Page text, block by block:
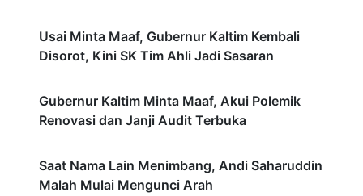
Usai Minta Maaf, Gubernur Kaltim Kembali
Disorot, Kini SK Tim Ahli Jadi Sasaran
Gubernur Kaltim Minta Maaf, Akui Polemik
Renovasi dan Janji Audit Terbuka
Saat Nama Lain Menimbang, Andi Saharuddin
Malah Mulai Mengunci Arah